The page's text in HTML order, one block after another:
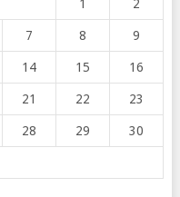
1 2
7 8 9
14 15 16
21 22 23
28 29 30